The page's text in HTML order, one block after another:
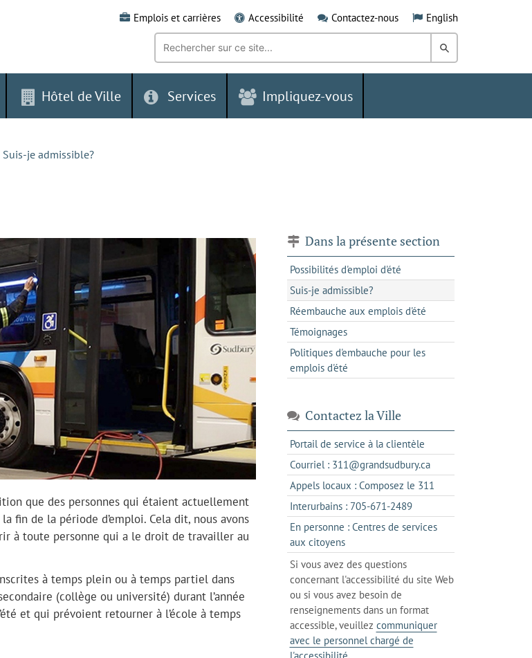
Emplois et carrières Accessibilité Contactez-nous English
Recherche
mot-
clé:
Rechercher
dans
Grand
Hôtel de Ville Services Impliquez-vous
Suis-je admissible?
que des personnes qui étaient actuellement
fin de la période d’emploi. Cela dit, nous avons
à toute personne qui a le droit de travailler au
à temps plein ou à temps partiel dans
(collège ou université) durant l’année
et qui prévoient retourner à l’école à temps
Dans la présente section
Possibilités d'emploi d'été
Suis-je admissible?
Réembauche aux emplois d'été
Témoignages
Politiques d'embauche pour les
emplois d'été
Contactez la Ville
Portail de service à la clientèles'ouvre
dans
un
nouvel
Courriel : 311@grandsudbury.cas'ouvre
dans
votre
de
Appels locaux : Composez le 311
dans
un
client
téléphone
Interurbains : 705-671-2489s'ouvre
dans
client
votre
En personne : Centres de services
aux citoyenss'ouvre
dans
l'onglet
actuel
Si vous avez des questions
concernant l'accessibilité du site Web
ou si vous avez besoin de
renseignements dans un format
accessible, veuillez communiquer
avec le personnel chargé de